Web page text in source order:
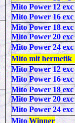
Mito Power 12 exc
Mito Power 16 exc
Mito Power 18 exc
Mito Power 20 exc
Mito Power 24 exc
Mito mit hermetik
Mito Power 12 exc
Mito Power 16 exc
Mito Power 18 exc
Mito Power 20 exc
Mito Power 24 exc
MitoWinner